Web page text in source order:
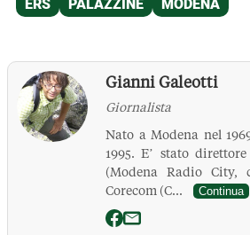
Gianni Galeotti
Giornalista
Nato a Modena nel
1995. E’ stato
(Modena Radio City,
Corecom (C...
Continua